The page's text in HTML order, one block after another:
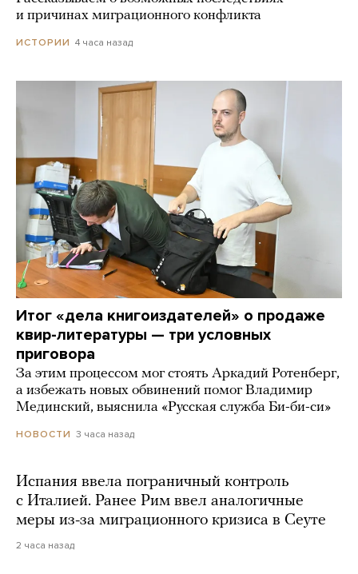
и причинах миграционного конфликта
ИСТОРИИ 4 часа назад
Итог «дела книгоиздателей» о продаже
квир-литературы — три условных
приговора
За этим процессом мог стоять Аркадий Ротенберг,
а избежать новых обвинений помог Владимир
Мединский, выяснила «Русская служба Би-би-си»
НОВОСТИ 3 часа назад
Испания ввела пограничный контроль
с Италией. Ранее Рим ввел аналогичные
меры из-за миграционного кризиса в Сеуте
2 часа назад